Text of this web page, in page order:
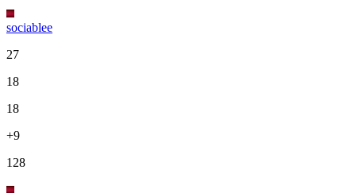
sociablee
27
18
18
+9
128